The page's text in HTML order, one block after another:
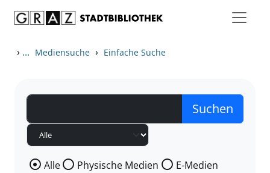
› ... Mediensuche › Einfache Suche
Wählen Sie die Medienart nach der Sie suchen wollen.
Alle Physische Medien
E-Medien